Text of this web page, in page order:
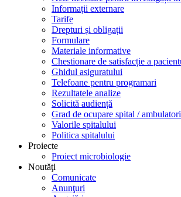
Informații externare
Tarife
Drepturi și obligații
Formulare
Materiale informative
Chestionare de satisfacție a
Ghidul asiguratului
Telefoane pentru programari
Rezultatele analize
Solicită audiență
Grad de ocupare spital /
Valorile spitalului
Politica spitalului
Proiecte
Proiect microbiologie
Noutăţi
Comunicate
Anunţuri